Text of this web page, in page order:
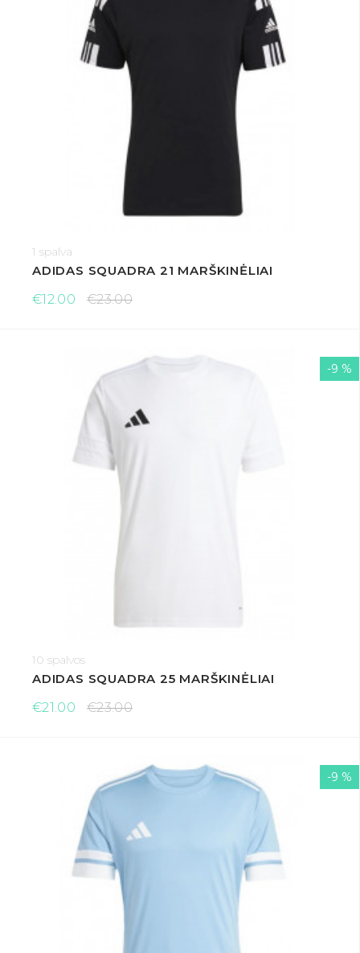
1 spalva
ADIDAS SQUADRA 21 MARŠKINĖLIAI
€12.00
€23.00
10 spalvos
ADIDAS SQUADRA 25 MARŠKINĖLIAI
€21.00
€23.00
-9 %
-9 %